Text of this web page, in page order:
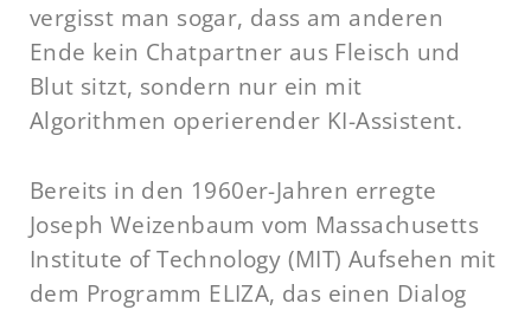
vergisst man sogar, dass am anderen
Ende kein Chatpartner aus Fleisch und
Blut sitzt, sondern nur ein mit
Algorithmen operierender KI-Assistent.
Bereits in den 1960er-Jahren erregte
Joseph Weizenbaum vom Massachusetts
Institute of Technology (MIT) Aufsehen mit
dem Programm ELIZA, das einen Dialog